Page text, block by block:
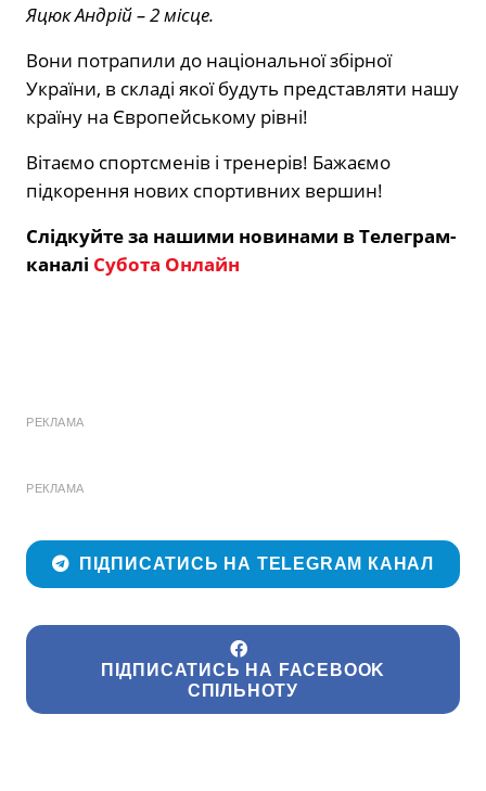
Яцюк Андрій – 2 місце.
Вони потрапили до національної збірної
України, в складі якої будуть представляти нашу
країну на Європейському рівні!
Вітаємо спортсменів і тренерів! Бажаємо
підкорення нових спортивних вершин!
Слідкуйте за нашими новинами в Телеграм-
каналі Субота Онлайн
РЕКЛАМА
РЕКЛАМА
ПІДПИСАТИСЬ НА TELEGRAM КАНАЛ
ПІДПИСАТИСЬ НА FACEBOOK
СПІЛЬНОТУ